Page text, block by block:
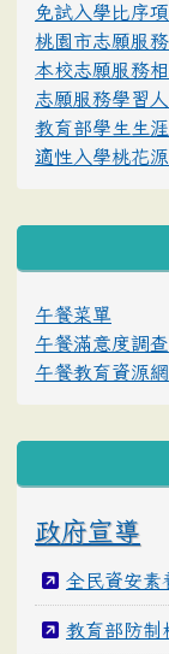
免試入學比序
桃園市志願服
本校志願服務
志願服務學習
教育部學生生
適性入學桃花
午餐菜單
午餐滿意度調查
午餐教育資源網
政府宣導
全民資安素
教育部防制